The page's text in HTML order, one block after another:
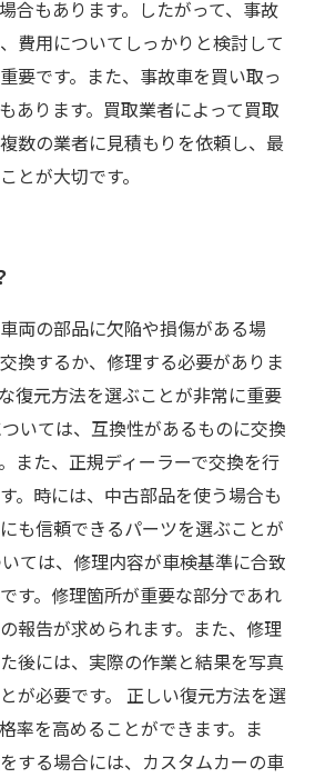
合もあります。したがって、事故
費用についてしっかりと検討して
要です。また、事故車を買い取っ
あります。買取業者によって買取
数の業者に見積もりを依頼し、最
とが大切です。
両の部品に欠陥や損傷がある場
換するか、修理する必要がありま
復元方法を選ぶことが非常に重要
いては、互換性があるものに交換
また、正規ディーラーで交換を行
。時には、中古部品を使う場合も
も信頼できるパーツを選ぶことが
ては、修理内容が車検基準に合致
す。修理箇所が重要な部分であれ
報告が求められます。また、修理
後には、実際の作業と結果を写真
が必要です。 正しい復元方法を選
率を高めることができます。ま
する場合には、カスタムカーの車